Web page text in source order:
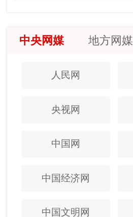
中央网媒 地方网媒
人民网
央视网
中国网
中国经济网
中国文明网